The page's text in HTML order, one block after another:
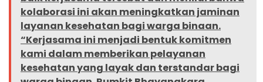
kolaborasi ini akan meningkatkan jaminan
layanan kesehatan bagi warga binaan.
“Kerjasama ini menjadi bentuk komitmen
kami dalam memberikan pelayanan
kesehatan yang layak dan terstandar bagi